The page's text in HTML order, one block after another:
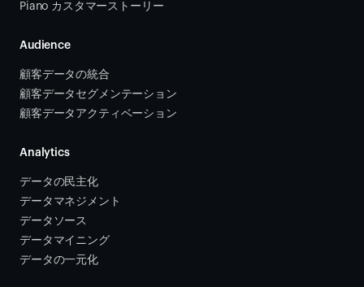
Piano カスタマーストーリー
Audience
顧客データの統合
顧客データセグメンテーション
顧客データアクティベーション
Analytics
データの民主化
データマネジメント
データソース
データマイニング
データの一元化